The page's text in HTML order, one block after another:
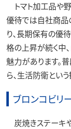
トマト加工品や
優待では自社商品
り、長期保有の優
格の上昇が続く中
魅力があります。
ら、生活防衛とい
ブロンコビリ
炭焼きステーキ